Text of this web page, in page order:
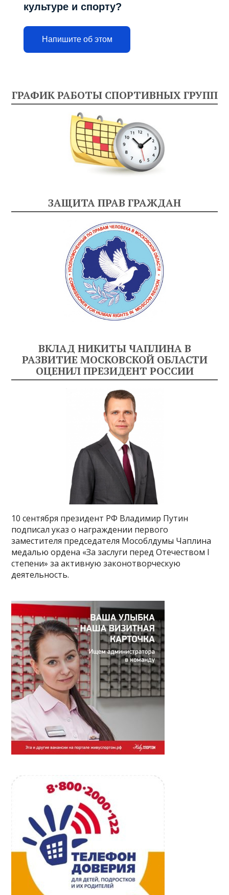
культуре и спорту?
Напишите об этом
ГРАФИК РАБОТЫ СПОРТИВНЫХ ГРУПП
ЗАЩИТА ПРАВ ГРАЖДАН
ВКЛАД НИКИТЫ ЧАПЛИНА В
РАЗВИТИЕ МОСКОВСКОЙ ОБЛАСТИ
ОЦЕНИЛ ПРЕЗИДЕНТ РОССИИ
10 сентября президент РФ Владимир Путин
подписал указ о награждении первого
заместителя председателя Мособлдумы Чаплина
медалью ордена «За заслуги перед Отечеством I
степени» за активную законотворческую
деятельность.